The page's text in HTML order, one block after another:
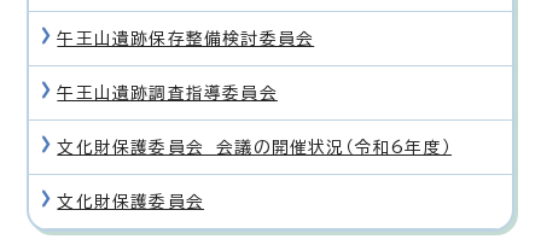
午王山遺跡保存整備検討委員会
午王山遺跡調査指導委員会
文化財保護委員会 会議の開催状況（令和6年度）
文化財保護委員会